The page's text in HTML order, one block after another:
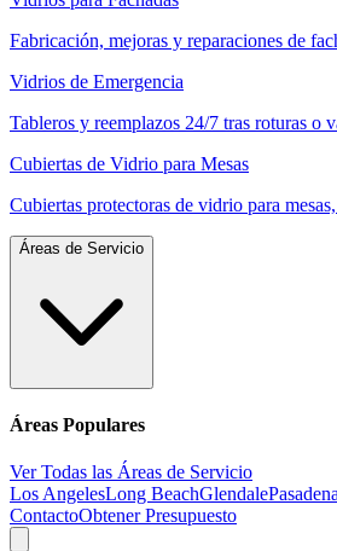
Fabricación, mejoras y reparaciones de
Vidrios de Emergencia
Tableros y reemplazos 24/7 tras roturas o
Cubiertas de Vidrio para Mesas
Cubiertas protectoras de vidrio para
Áreas de Servicio
Áreas Populares
Ver Todas las Áreas de Servicio
Los AngelesLong BeachGlendalePasadena
ContactoObtener Presupuesto